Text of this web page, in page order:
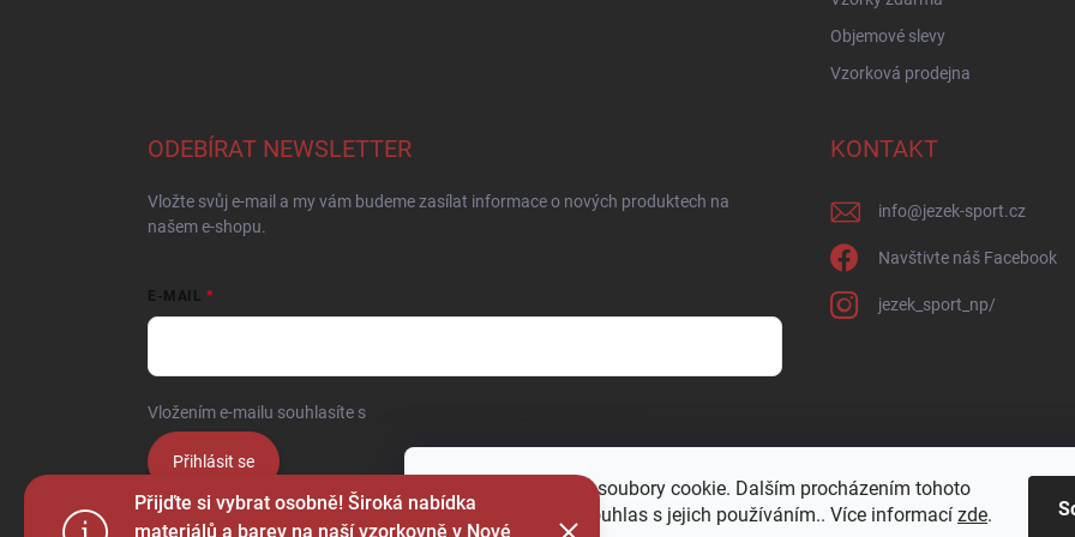
Tento web používá soubory cookie. Dalším procházením tohoto
webu vyjadřujete souhlas s jejich používáním.. Více informací zde.
Přijďte si vybrat osobně! Široká nabídka
materiálů a barev na naší vzorkovně v Nové
Objemové slevy
Vzorková prodejna
ODEBÍRAT NEWSLETTER
Vložte svůj e-mail a my vám budeme zasílat informace o nových produktech na
našem e-shopu.
E-MAIL
Vložením e-mailu souhlasíte s
Přihlásit se
KONTAKT
info@jezek-sport.cz
Navštivte náš Facebook
jezek_sport_np/